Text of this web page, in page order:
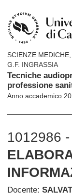
SCIENZE
G.F. INGRASSIA
Tecniche
professione
Anno accademico
1012986 -
Docente: